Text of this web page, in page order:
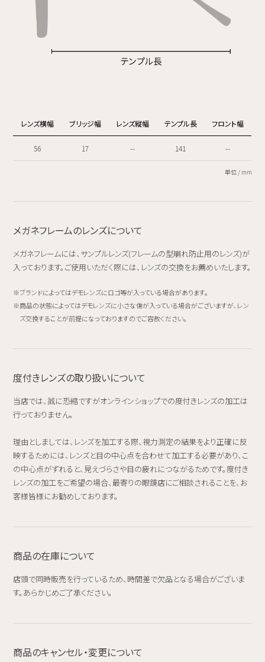
レンズ横幅 ブリッジ幅 レンズ縦幅 テンプル長 フロント幅
56 17 -- 141 --
単位 / mm
メガネフレームのレンズについて
メガネフレームには、サンプルレンズ(フレームの型崩れ防止用のレンズ)が
入っております。ご使用いただく際には、レンズの交換をお薦めいたします。
ブランドによってはデモレンズにロゴ等が入っている場合があります。
商品の状態によってはデモレンズに小さな傷が入っている場合がございますが、レン
ズ交換することが前提になっておりますのでご容赦ください。
度付きレンズの取り扱いについて
当店では、誠に恐縮ですがオンラインショップでの度付きレンズの加工は
行っておりません。
理由としましては、レンズを加工する際、視力測定の結果をより正確に反
映するためには、レンズと目の中心点を合わせて加工する必要があり、こ
の中心点がずれると、見えづらさや目の疲れにつながるためです。度付き
レンズの加工をご希望の場合、最寄りの眼鏡店にご相談されることを、お
客様皆様にお勧めしております。
商品の在庫について
店頭で同時販売を行っているため、時間差で欠品となる場合がございま
す。あらかじめご了承ください。
商品のキャンセル・変更について